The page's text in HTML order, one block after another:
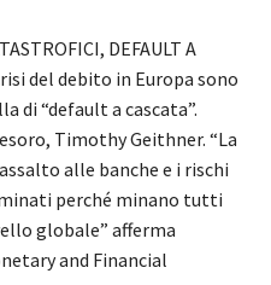
DEFAULT A
del debito in Europa sono
di “default a cascata”.
Timothy Geithner. “La
alle banche e i rischi
perché minano tutti
globale” afferma
and Financial